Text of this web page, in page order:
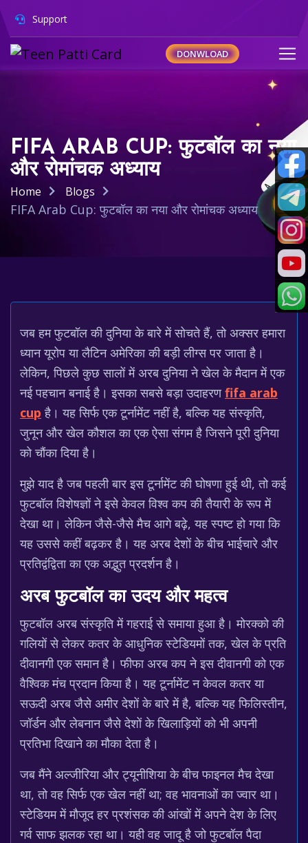
Support
DONWLOAD
FIFA ARAB CUP: फुटबॉल का नया
और रोमांचक अध्याय
Home Blogs
FIFA Arab Cup: फुटबॉल का नया और रोमांचक अध्याय
जब हम फुटबॉल की दुनिया के बारे में सोचते हैं, तो अक्सर हमारा
ध्यान यूरोप या लैटिन अमेरिका की बड़ी लीग्स पर जाता है।
लेकिन, पिछले कुछ सालों में अरब दुनिया ने खेल के मैदान में एक
नई पहचान बनाई है। इसका सबसे बड़ा उदाहरण fifa arab
cup है। यह सिर्फ एक टूर्नामेंट नहीं है, बल्कि यह संस्कृति,
जुनून और खेल कौशल का एक ऐसा संगम है जिसने पूरी दुनिया
को चौंका दिया है।
मुझे याद है जब पहली बार इस टूर्नामेंट की घोषणा हुई थी, तो कई
फुटबॉल विशेषज्ञों ने इसे केवल विश्व कप की तैयारी के रूप में
देखा था। लेकिन जैसे-जैसे मैच आगे बढ़े, यह स्पष्ट हो गया कि
यह उससे कहीं बढ़कर है। यह अरब देशों के बीच भाईचारे और
प्रतिद्वंद्विता का एक अद्भुत प्रदर्शन है।
अरब फुटबॉल का उदय और महत्व
फुटबॉल अरब संस्कृति में गहराई से समाया हुआ है। मोरक्को की
गलियों से लेकर कतर के आधुनिक स्टेडियमों तक, खेल के प्रति
दीवानगी एक समान है। फीफा अरब कप ने इस दीवानगी को एक
वैश्विक मंच प्रदान किया है। यह टूर्नामेंट न केवल कतर या
सऊदी अरब जैसे अमीर देशों के बारे में है, बल्कि यह फिलिस्तीन,
जॉर्डन और लेबनान जैसे देशों के खिलाड़ियों को भी अपनी
प्रतिभा दिखाने का मौका देता है।
जब मैंने अल्जीरिया और ट्यूनीशिया के बीच फाइनल मैच देखा
था, तो वह सिर्फ एक खेल नहीं था; वह भावनाओं का ज्वार था।
स्टेडियम में मौजूद हर प्रशंसक की आंखों में अपने देश के लिए
गर्व साफ झलक रहा था। यही वह जादू है जो फुटबॉल पैदा